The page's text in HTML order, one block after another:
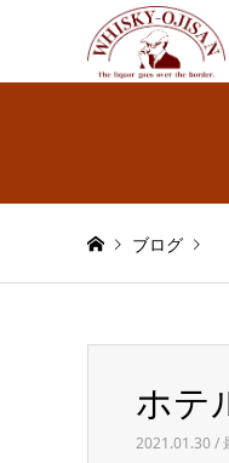
ブログ
ホテルのバーテ
ホテ
2021.01.30 /